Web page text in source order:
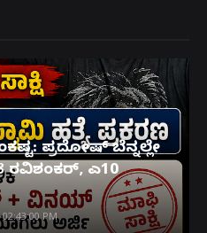
ಪ್ರದೋಷ್ ಬೆನ್ನಲ್ಲೇ
ರವಿಶಂಕರ್, ಎ10
PM